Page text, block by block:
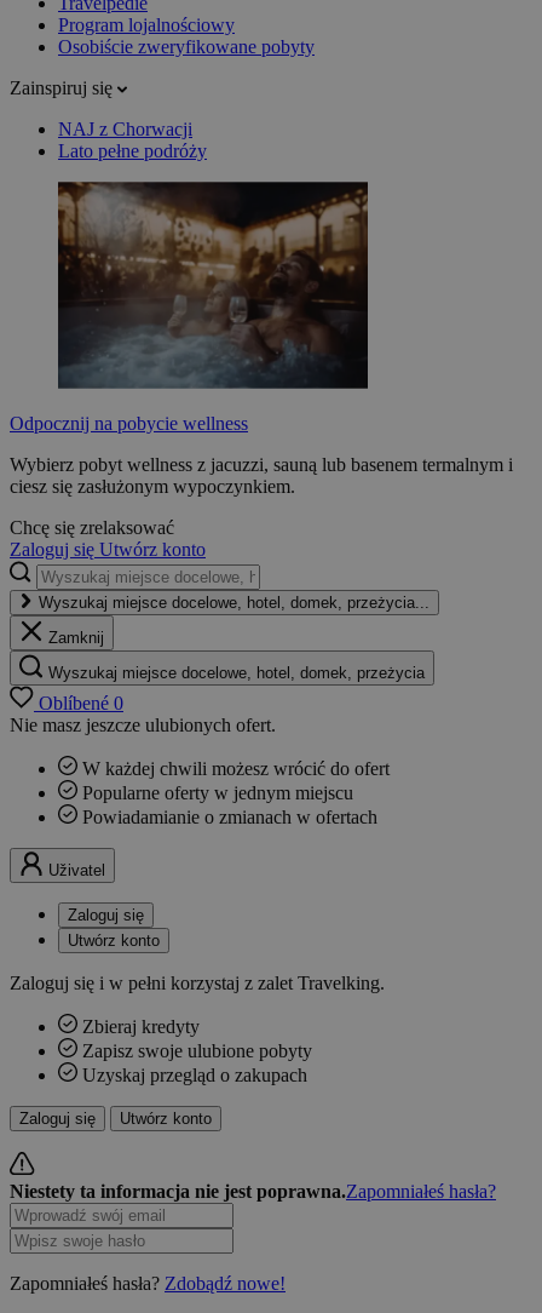
Program lojalnościowy
Osobiście zweryfikowane pobyty
Zainspiruj się
NAJ z Chorwacji
Lato pełne podróży
Odpocznij na pobycie wellness
Wybierz pobyt wellness z jacuzzi, sauną lub basenem termalnym i
ciesz się zasłużonym wypoczynkiem.
Chcę się zrelaksować
Zaloguj się Utwórz konto
Wyszukaj miejsce docelowe, hotel, domek, przeżycia...
Zamknij
Wyszukaj miejsce docelowe, hotel, domek, przeżycia
Oblíbené 0
Nie masz jeszcze ulubionych ofert.
W każdej chwili możesz wrócić do ofert
Popularne oferty w jednym miejscu
Powiadamianie o zmianach w ofertach
Uživatel
Zaloguj się
Utwórz konto
Zaloguj się i w pełni korzystaj z zalet Travelking.
Zbieraj kredyty
Zapisz swoje ulubione pobyty
Uzyskaj przegląd o zakupach
Zaloguj się Utwórz konto
Niestety ta informacja nie jest poprawna.Zapomniałeś hasła?
Zapomniałeś hasła? Zdobądź nowe!